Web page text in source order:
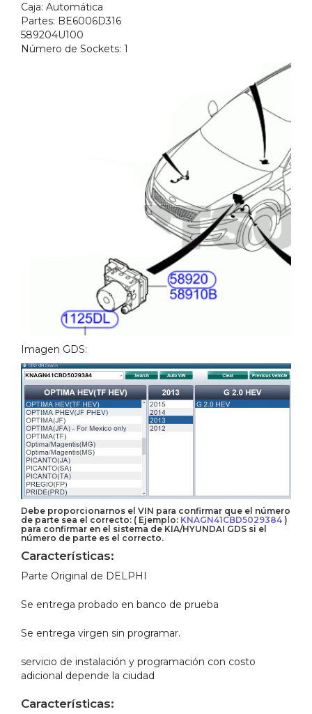
Caja: Automática
Partes: BE6006D316
589204U100
Número de Sockets: 1
Imagen GDS:
Debe proporcionarnos el VIN para confirmar que el número
de parte sea el correcto: ( Ejemplo: KNAGN41CBD5029384 )
para confirmar en el sistema de KIA/HYUNDAI GDS si el
número de parte es el correcto.
Características:
Parte Original de DELPHI
Se entrega probado en banco de prueba
Se entrega virgen sin programar.
servicio de instalación y programación con costo
adicional depende la ciudad
Características: